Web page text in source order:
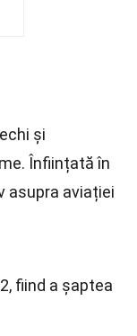
și
Înființată în
asupra aviației
fiind a șaptea